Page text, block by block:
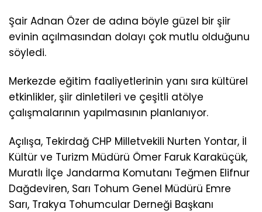
Şair Adnan Özer de adına böyle güzel bir şiir
evinin açılmasından dolayı çok mutlu olduğunu
söyledi.
Merkezde eğitim faaliyetlerinin yanı sıra kültürel
etkinlikler, şiir dinletileri ve çeşitli atölye
çalışmalarının yapılmasının planlanıyor.
Açılışa, Tekirdağ CHP Milletvekili Nurten Yontar, İl
Kültür ve Turizm Müdürü Ömer Faruk Karaküçük,
Muratlı İlçe Jandarma Komutanı Teğmen Elifnur
Dağdeviren, Sarı Tohum Genel Müdürü Emre
Sarı, Trakya Tohumcular Derneği Başkanı